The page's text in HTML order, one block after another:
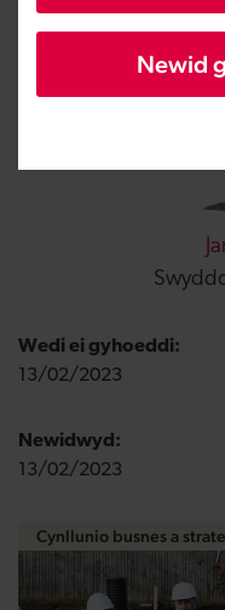
Newid
Wedi ei gyhoeddi:
13/02/2023
Newidwyd:
13/02/2023
Cynllunio busnes a